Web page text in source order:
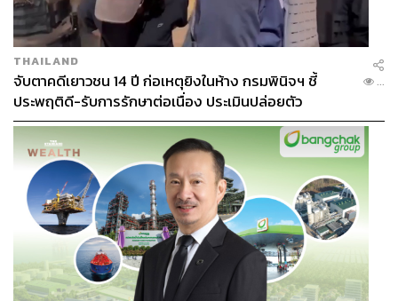
THAILAND
จับตาคดีเยาวชน 14 ปี ก่อเหตุยิงในห้าง กรมพินิจฯ ชี้
ประพฤติดี-รับการรักษาต่อเนื่อง ประเมินปล่อยตัว
...